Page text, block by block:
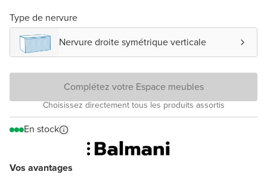
Vos avantages
Type de nervure
Nervure droite symétrique verticale
Complétez votre Espace meubles
Choisissez directement tous les produits assortis
En stock